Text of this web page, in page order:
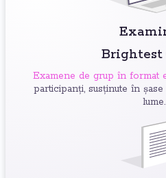
Brightest
Examene de grup în format
participanți, susținute în
lume.